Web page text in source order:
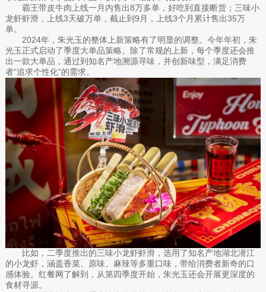
霸王带皮牛肉上线一月内售出8万多单，好吃到直接断货；三味小
龙虾虾滑，上线3天破万单，截止到9月，上线3个月累计售出35万
单。
2024年，朱光玉的整体上新策略有了明显的调整。今年年初，朱
光玉正式启动了季度大单品策略。除了常规的上新，每个季度还会推
出一款大单品，通过到知名产地溯源寻味，并创新味型，满足消费
者“追求个性化”的需求。
比如，二季度推出的三味小龙虾虾滑，选用了知名产地湖北潜江
的小龙虾，涵盖香菜、原味、麻辣等多重口味，带给消费者新奇的口
感体验。红餐网了解到，从第四季度开始，朱光玉还会开展更深度的
食材寻源。